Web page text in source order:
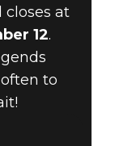
closes at
12.
to